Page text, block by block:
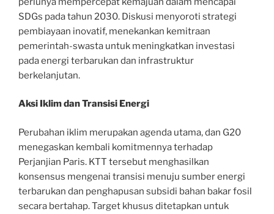
SDGs pada tahun 2030. Diskusi menyoroti strategi
pembiayaan inovatif, menekankan kemitraan
pemerintah-swasta untuk meningkatkan investasi
pada energi terbarukan dan infrastruktur
berkelanjutan.
Aksi Iklim dan Transisi Energi
Perubahan iklim merupakan agenda utama, dan G20
menegaskan kembali komitmennya terhadap
Perjanjian Paris. KTT tersebut menghasilkan
konsensus mengenai transisi menuju sumber energi
terbarukan dan penghapusan subsidi bahan bakar fosil
secara bertahap. Target khusus ditetapkan untuk